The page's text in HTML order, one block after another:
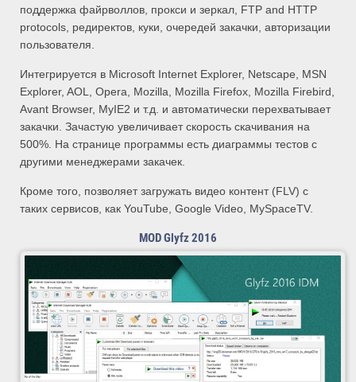
поддержка файрволлов, прокси и зеркал, FTP and HTTP
protocols, редиректов, куки, очередей закачки, авторизации
пользователя.
Интегрируется в Microsoft Internet Explorer, Netscape, MSN
Explorer, AOL, Opera, Mozilla, Mozilla Firefox, Mozilla Firebird,
Avant Browser, MyIE2 и т.д. и автоматически перехватывает
закачки. Зачастую увеличивает скорость скачивания на
500%. На странице программы есть диаграммы тестов с
другими менеджерами закачек.
Кроме того, позволяет загружать видео контент (FLV) с
таких сервисов, как YouTube, Google Video, MySpaceTV.
MOD Glyfz 2016